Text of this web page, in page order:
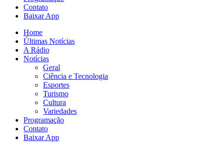
Contato
Baixar App
Home
Últimas Notícias
A Rádio
Notícias
Geral
Ciência e Tecnologia
Esportes
Turismo
Cultura
Variedades
Programação
Contato
Baixar App